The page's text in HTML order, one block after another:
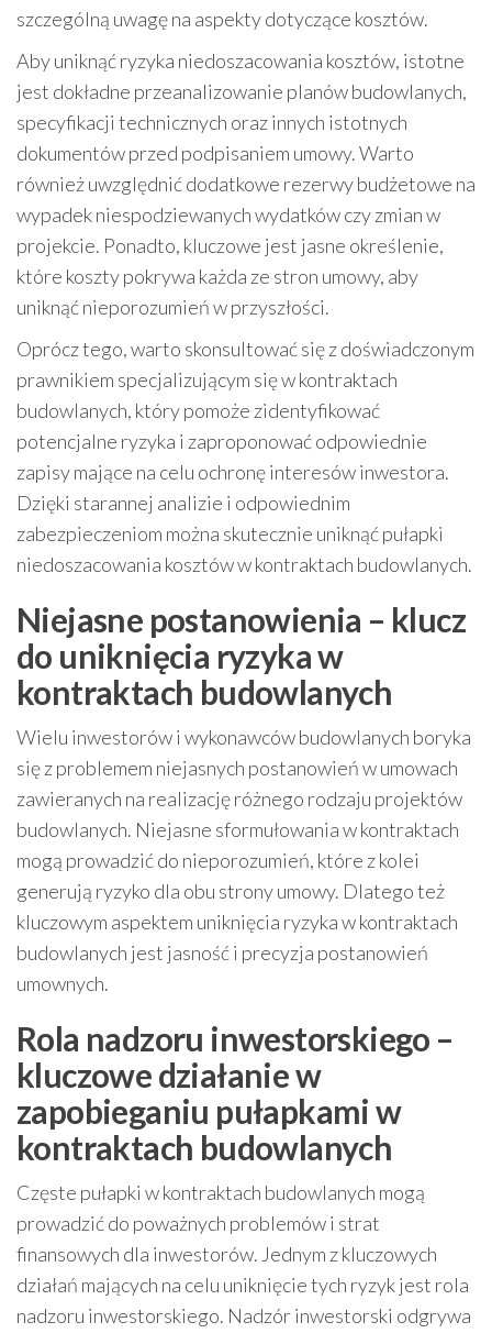
szczególną uwagę na aspekty dotyczące kosztów.
Aby uniknąć ryzyka niedoszacowania kosztów, istotne
jest dokładne przeanalizowanie planów budowlanych,
specyfikacji technicznych oraz innych istotnych
dokumentów przed podpisaniem umowy. Warto
również uwzględnić dodatkowe rezerwy budżetowe na
wypadek niespodziewanych wydatków czy zmian w
projekcie. Ponadto, kluczowe jest jasne określenie,
które koszty pokrywa każda ze stron umowy, aby
uniknąć nieporozumień w przyszłości.
Oprócz tego, warto skonsultować się z doświadczonym
prawnikiem specjalizującym się w kontraktach
budowlanych, który pomoże zidentyfikować
potencjalne ryzyka i zaproponować odpowiednie
zapisy mające na celu ochronę interesów inwestora.
Dzięki starannej analizie i odpowiednim
zabezpieczeniom można skutecznie uniknąć pułapki
niedoszacowania kosztów w kontraktach budowlanych.
Niejasne postanowienia – klucz
do uniknięcia ryzyka w
kontraktach budowlanych
Wielu inwestorów i wykonawców budowlanych boryka
się z problemem niejasnych postanowień w umowach
zawieranych na realizację różnego rodzaju projektów
budowlanych. Niejasne sformułowania w kontraktach
mogą prowadzić do nieporozumień, które z kolei
generują ryzyko dla obu strony umowy. Dlatego też
kluczowym aspektem uniknięcia ryzyka w kontraktach
budowlanych jest jasność i precyzja postanowień
umownych.
Rola nadzoru inwestorskiego –
kluczowe działanie w
zapobieganiu pułapkami w
kontraktach budowlanych
Częste pułapki w kontraktach budowlanych mogą
prowadzić do poważnych problemów i strat
finansowych dla inwestorów. Jednym z kluczowych
działań mających na celu uniknięcie tych ryzyk jest rola
nadzoru inwestorskiego. Nadzór inwestorski odgrywa